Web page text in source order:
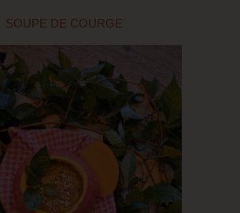
SOUPE DE COURGE